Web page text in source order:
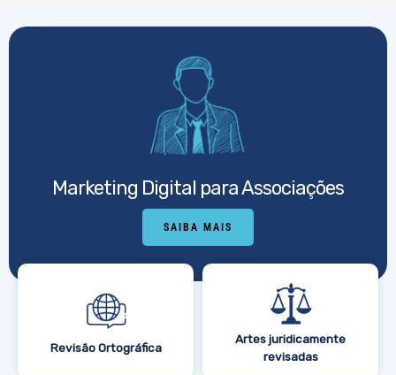
Marketing Digital para Associações
SAIBA MAIS
Revisão Ortográfica
Artes juridicamente
revisadas